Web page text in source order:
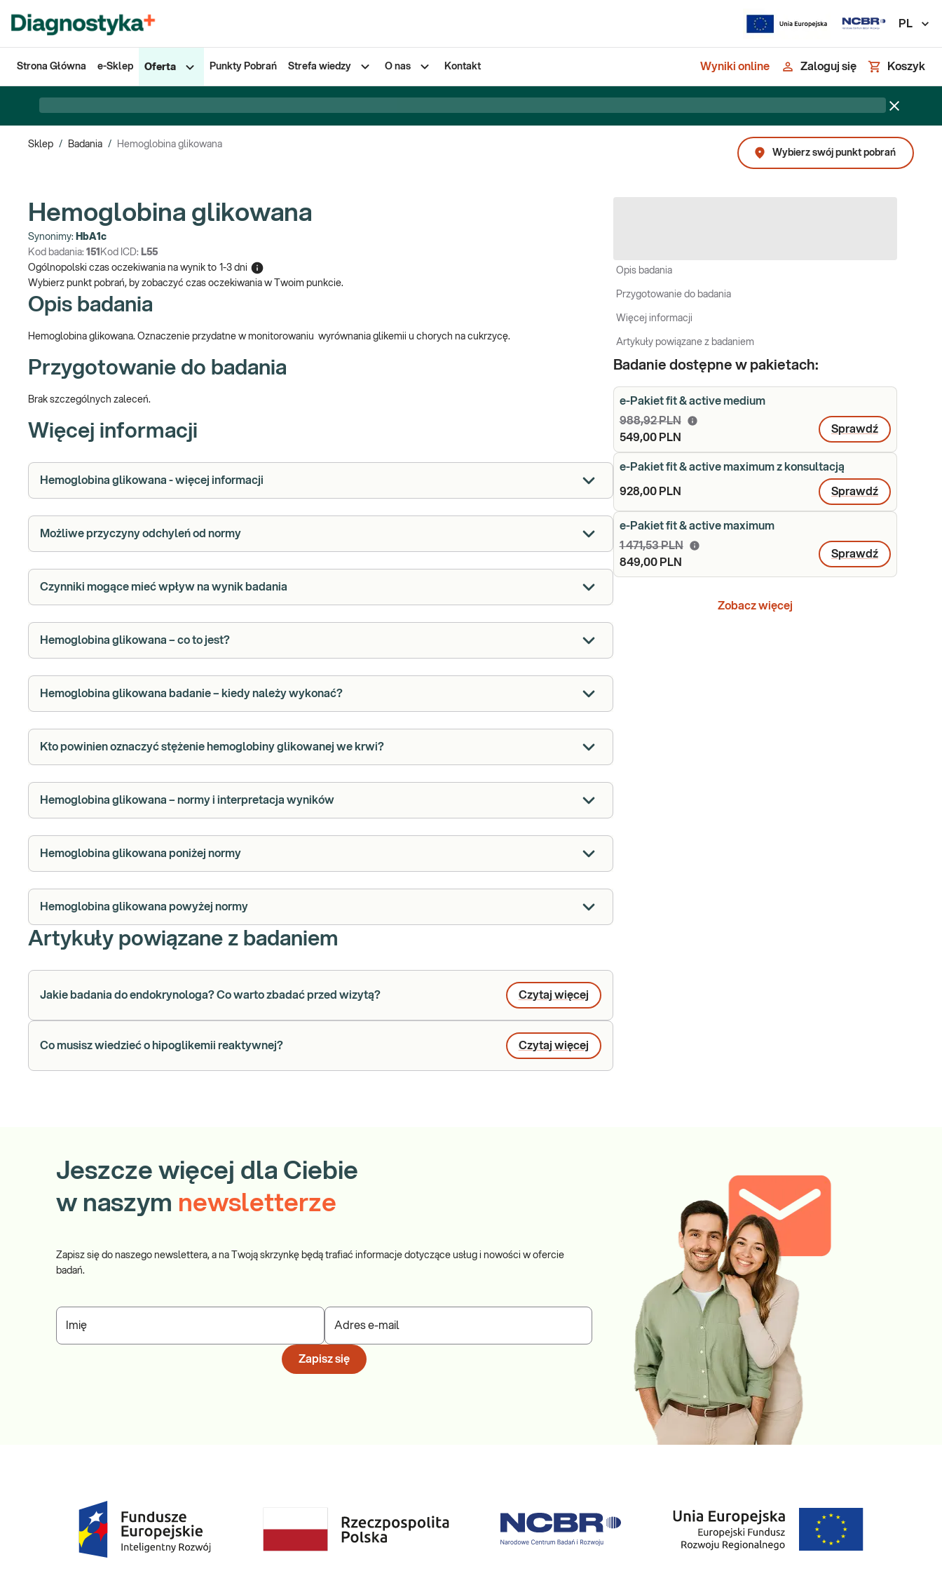
PL
Strona Główna e-Sklep Oferta Punkty Pobrań Strefa wiedzy O nas Kontakt Wyniki online Zaloguj się Koszyk
Sklep / Badania /
Hemoglobina glikowana
Wybierz swój punkt pobrań
Hemoglobina glikowana
Synonimy: HbA1c
Kod badania: 151 Kod ICD: L55
Ogólnopolski czas oczekiwania na wynik to 1-3 dni
Wybierz punkt pobrań, by zobaczyć czas oczekiwania w Twoim punkcie.
Opis badania
Hemoglobina glikowana. Oznaczenie przydatne w monitorowaniu wyrównania glikemii u chorych na cukrzycę.
Przygotowanie do badania
Brak szczególnych zaleceń.
Więcej informacji
Hemoglobina glikowana - więcej informacji
Możliwe przyczyny odchyleń od normy
Czynniki mogące mieć wpływ na wynik badania
Hemoglobina glikowana – co to jest?
Hemoglobina glikowana badanie – kiedy należy wykonać?
Kto powinien oznaczyć stężenie hemoglobiny glikowanej we krwi?
Hemoglobina glikowana – normy i interpretacja wyników
Hemoglobina glikowana poniżej normy
Hemoglobina glikowana powyżej normy
Artykuły powiązane z badaniem
Jakie badania do endokrynologa? Co warto zbadać przed wizytą? Czytaj więcej
Co musisz wiedzieć o hipoglikemii reaktywnej? Czytaj więcej
Opis badania
Przygotowanie do badania
Więcej informacji
Artykuły powiązane z badaniem
Badanie dostępne w pakietach:
e-Pakiet fit & active medium
988,92 PLN
549,00 PLN
Sprawdź
e-Pakiet fit & active maximum z konsultacją
928,00 PLN Sprawdź
e-Pakiet fit & active maximum
1 471,53 PLN
849,00 PLN
Sprawdź
Zobacz więcej
Jeszcze więcej dla Ciebie
w naszym newsletterze
Zapisz się do naszego newslettera, a na Twoją skrzynkę będą trafiać informacje dotyczące usług i nowości w ofercie
badań.
Imię Adres e-mail
Zapisz się